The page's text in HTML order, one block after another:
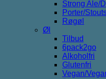
Strong Ale/
Porter/
Røgøl
Øl
Tilbud
6pack2go
Alkoholfri
Glutenfri
Vegan/